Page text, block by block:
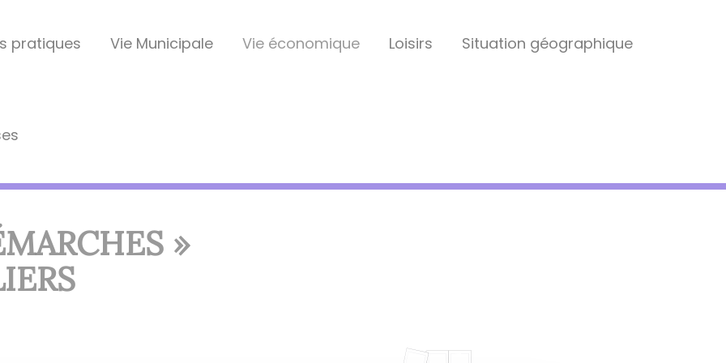
pratiques Vie Municipale Vie économique Loisirs Situation géographique
»